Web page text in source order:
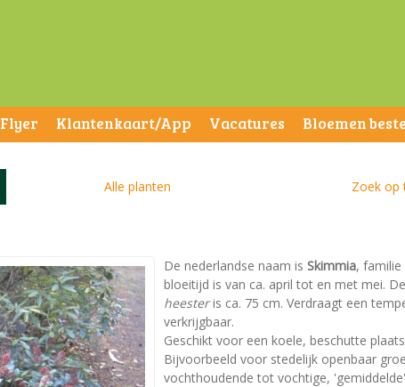
Flyer Klantenkaart/App Vacatures Bloemen
Alle planten Zoek op
De nederlandse naam is Skimmia,
bloeitijd is van ca. april tot en met mei.
heesteris ca. 75 cm. Verdraagt een
verkrijgbaar.
Geschikt voor een koele, beschutte
Bijvoorbeeld voor stedelijk openbaar
vochthoudende tot vochtige,